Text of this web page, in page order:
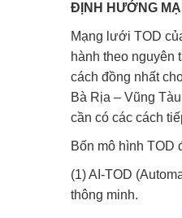
ĐỊNH HƯỚNG
Mạng lưới TOD
hành theo nguyên
cách đồng nhất
Bà Rịa – Vũng
cần có các cách
Bốn mô hình TOD
(1) AI-TOD
thông minh.